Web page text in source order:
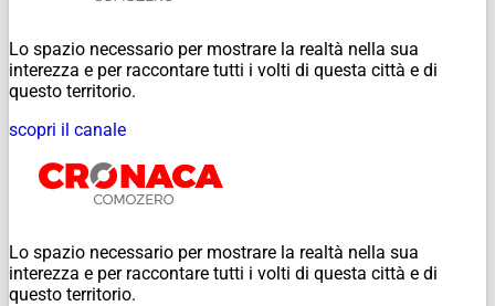
Lo spazio necessario per mostrare la realtà nella sua
interezza e per raccontare tutti i volti di questa città e di
questo territorio.
scopri il canale
Lo spazio necessario per mostrare la realtà nella sua
interezza e per raccontare tutti i volti di questa città e di
questo territorio.